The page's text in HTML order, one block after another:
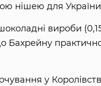
нішею для
вироби
Бахрейну
у